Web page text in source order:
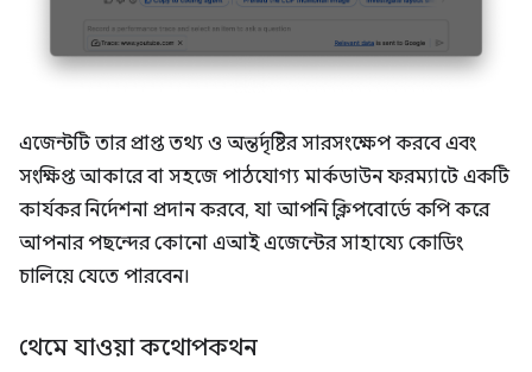
এজেন্টটি তার প্রাপ্ত তথ্য ও অন্তর্দৃষ্টির সারসংক্ষেপ করবে এবং
সংক্ষিপ্ত আকারে বা সহজে পাঠযোগ্য মার্কডাউন ফরম্যাটে একটি
কার্যকর নির্দেশনা প্রদান করবে, যা আপনি ক্লিপবোর্ডে কপি করে
আপনার পছন্দের কোনো এআই এজেন্টের সাহায্যে কোডিং
চালিয়ে যেতে পারবেন।
থেমে যাওয়া কথোপকথন